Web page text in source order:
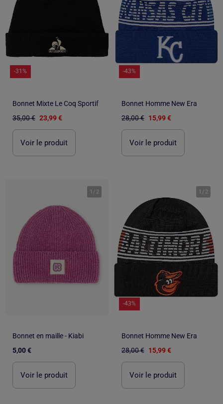
-31%
Bonnet Mixte Le Coq Sportif
35,00 € 23,99 €
Voir le produit
-43%
Bonnet Homme New Era
28,00 € 15,99 €
Voir le produit
1 / 2
Bonnet en maille - Kiabi
5,00 €
Voir le produit
1 / 2
-43%
Bonnet Homme New Era
28,00 € 15,99 €
Voir le produit